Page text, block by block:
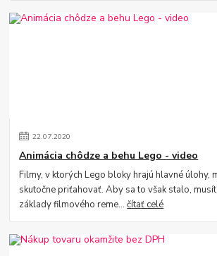
22.07.2020
Animácia chôdze a behu Lego - video
Filmy, v ktorých Lego bloky hrajú hlavné úlohy,
skutočne priťahovať. Aby sa to však stalo,
základy filmového reme...čítať celé